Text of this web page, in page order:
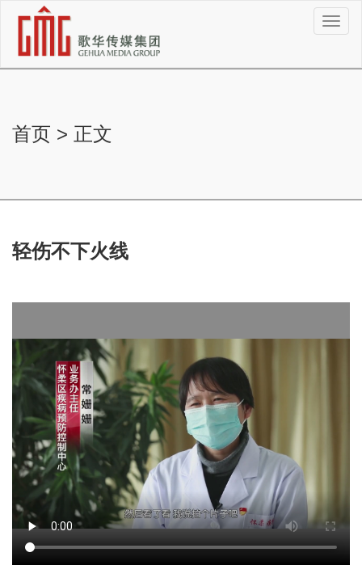
切
换
航
首页 > 正文
轻伤不下火线